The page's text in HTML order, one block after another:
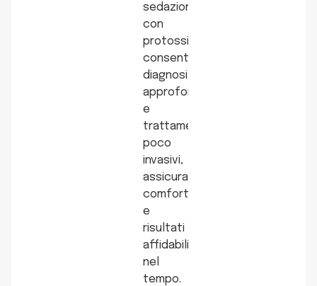
sedazione
con
protossido,
consentono
diagnosi
approfondite
e
trattamenti
poco
invasivi,
assicurando
comfort
e
risultati
affidabili
nel
tempo.